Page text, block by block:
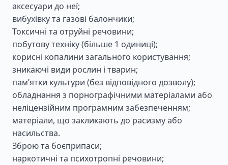
аксесуари до неї;
вибухівку та газові балончики;
Токсичні та отруйні речовини;
побутову техніку (більше 1 одиниці);
корисні копалини загального користування;
зникаючі види рослин і тварин;
пам’ятки культури (без відповідного дозволу);
обладнання з порнографічними матеріалами або
неліцензійним програмним забезпеченням;
матеріали, що закликають до расизму або
насильства.
Зброю та боєприпаси;
наркотичні та психотропні речовини;